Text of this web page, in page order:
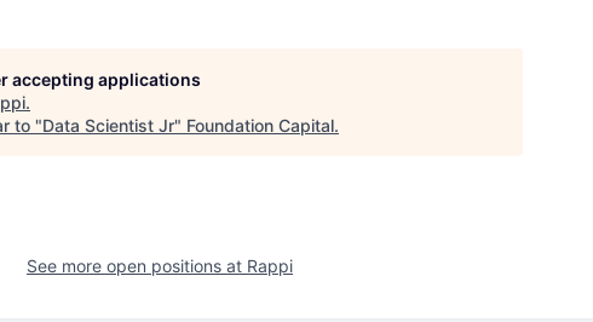
accepting applications
.
to "Data Scientist Jr" Foundation Capital.
See more open positions at Rappi